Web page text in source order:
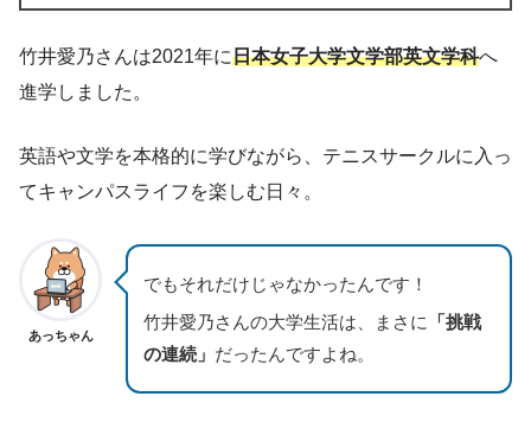
竹井愛乃さんは2021年に日本女子大学文学部英文学科へ
進学しました。
英語や文学を本格的に学びながら、テニスサークルに入っ
てキャンパスライフを楽しむ日々。
あっちゃん
でもそれだけじゃなかったんです！
竹井愛乃さんの大学生活は、まさに
「挑戦
の連続」 だったんですよね。